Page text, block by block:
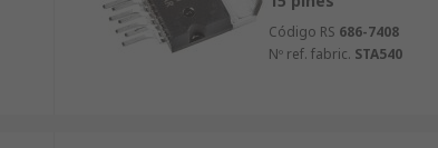
Código RS 686-7408
Nº ref. fabric. STA540